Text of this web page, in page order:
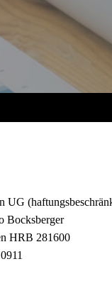
UG
Bocksberger
HRB 281600